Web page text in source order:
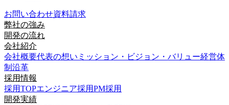
お問い合わせ資料請求
弊社の強み
開発の流れ
会社紹介
会社概要代表の想い ミッション・ビジョン・バリュー経営体
制 沿革
採用情報
採用TOPエンジニア採用PM採用
開発実績